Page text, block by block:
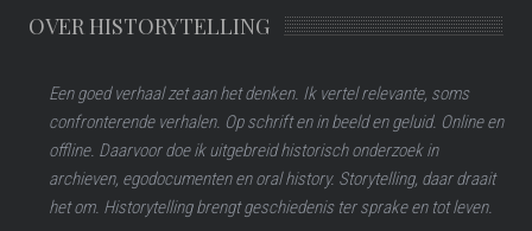
OVER HISTORYTELLING
Een goed verhaal zet aan het denken. Ik vertel relevante, soms
confronterende verhalen. Op schrift en in beeld en geluid. Online en
offline. Daarvoor doe ik uitgebreid historisch onderzoek in
archieven, egodocumenten en oral history. Storytelling, daar draait
het om. Historytelling brengt geschiedenis ter sprake en tot leven.